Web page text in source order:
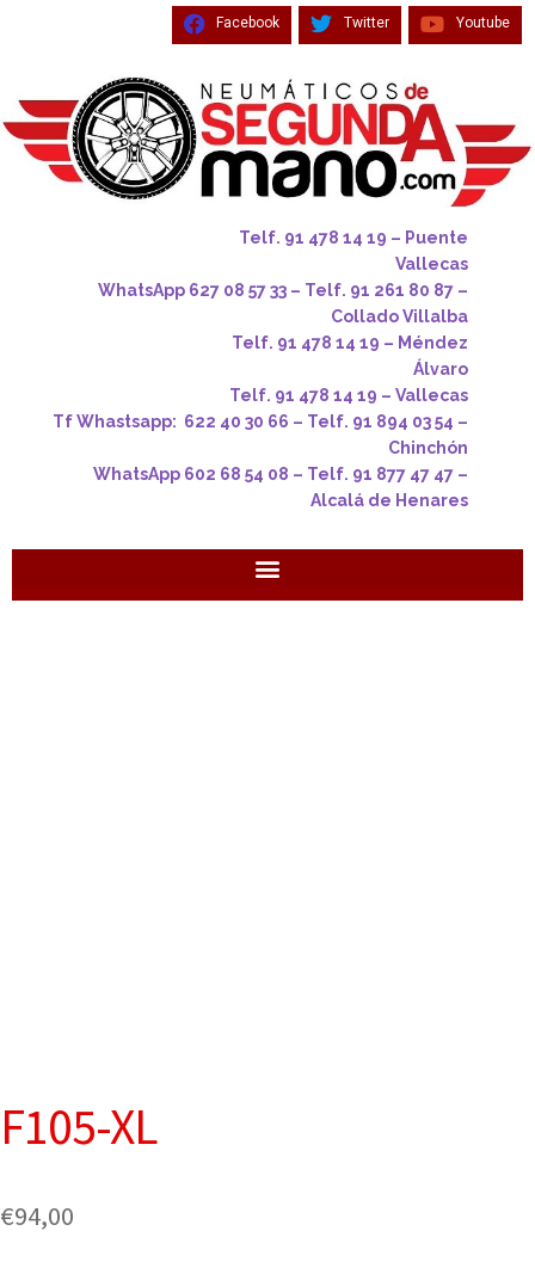
Facebook Twitter Youtube
Telf. 91 478 14 19 – Puente
Vallecas
WhatsApp 627 08 57 33 – Telf. 91 261 80 87 –
Collado Villalba
Telf. 91 478 14 19 – Méndez
Álvaro
Telf. 91 478 14 19 – Vallecas
Tf Whastsapp: 622 40 30 66 – Telf. 91 894 03 54 –
Chinchón
WhatsApp 602 68 54 08 – Telf. 91 877 47 47 –
Alcalá de Henares
F105-XL
€94,00